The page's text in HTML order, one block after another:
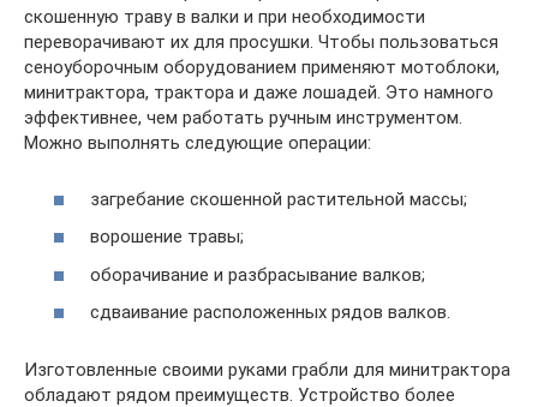
скошенную траву в валки и при необходимости
переворачивают их для просушки. Чтобы пользоваться
сеноуборочным оборудованием применяют мотоблоки,
минитрактора, трактора и даже лошадей. Это намного
эффективнее, чем работать ручным инструментом.
Можно выполнять следующие операции:
загребание скошенной растительной массы;
ворошение травы;
оборачивание и разбрасывание валков;
сдваивание расположенных рядов валков.
Изготовленные своими руками грабли для минитрактора
обладают рядом преимуществ. Устройство более